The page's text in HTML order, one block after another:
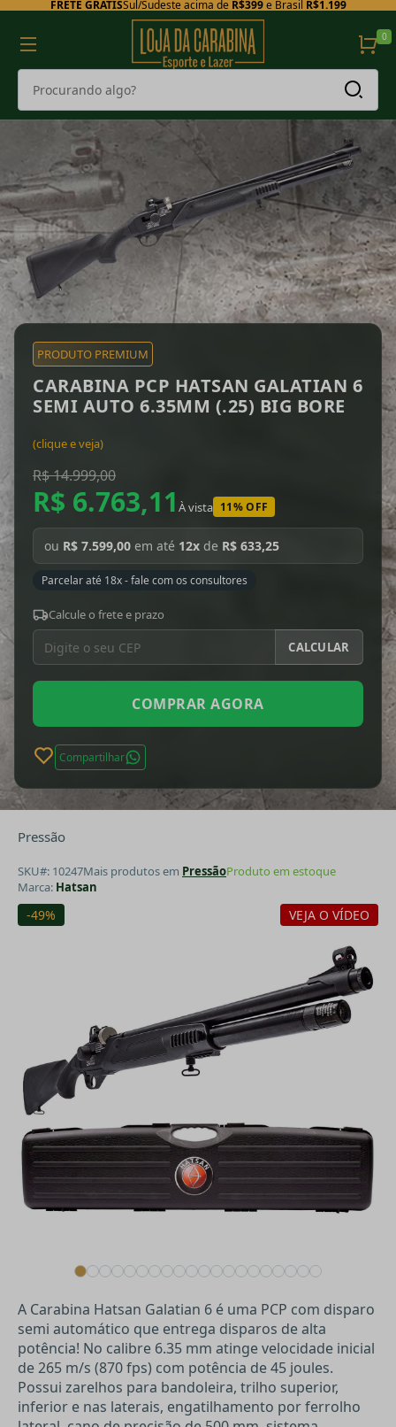
FRETE GRÁTISSul/Sudeste acima de R$399e Brasil R$1.199
0
PRODUTO PREMIUM
CARABINA PCP HATSAN GALATIAN 6
SEMI AUTO 6.35MM (.25) BIG BORE
(clique e veja)
R$ 14.999,00
R$ 6.763,11 À vista 11% OFF
ou R$ 7.599,00 em até 12x de R$ 633,25
Parcelar até 18x - fale com os consultores
Calcule o frete e prazo
CALCULAR
COMPRAR AGORA
Compartilhar
Pressão
SKU#: 10247Mais produtos em PressãoProduto em estoque
Marca: Hatsan
-49% VEJA O VÍDEO
A Carabina Hatsan Galatian 6 é uma PCP com disparo
semi automático que entrega disparos de alta
potência! No calibre 6.35 mm atinge velocidade inicial
de 265 m/s (870 fps) com potência de 45 joules.
Possui zarelhos para bandoleira, trilho superior,
inferior e nas laterais, engatilhamento por ferrolho